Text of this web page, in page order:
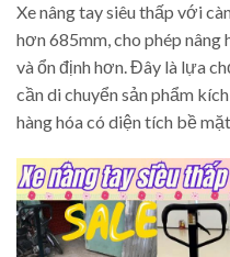
Xe nâng tay siêu thấp với
hơn 685mm, cho phép
và ổn định hơn. Đây là lựa
cần di chuyển sản phẩm
hàng hóa có diện tích bề